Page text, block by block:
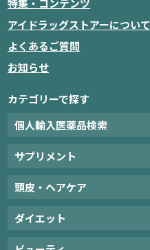
特集・コンテンツ
アイドラッグストアーについて
よくあるご質問
お知らせ
カテゴリーで探す
個人輸入医薬品検索
サプリメント
頭皮・ヘアケア
ダイエット